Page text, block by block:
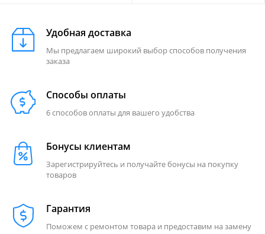
Удобная доставка
Мы предлагаем широкий выбор способов получения
заказа
Способы оплаты
6 способов оплаты для вашего удобства
Бонусы клиентам
Зарегистрируйтесь и получайте бонусы на покупку
товаров
Гарантия
Поможем с ремонтом товара и предоставим на замену